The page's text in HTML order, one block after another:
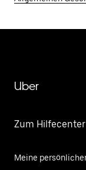
Uber
Zum Hilfecenter
Meine